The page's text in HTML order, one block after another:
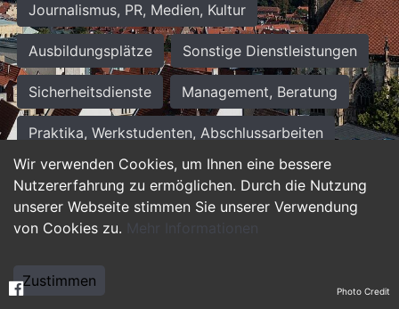
Wir verwenden Cookies, um Ihnen eine bessere
Nutzererfahrung zu ermöglichen. Durch die Nutzung
unserer Webseite stimmen Sie unserer Verwendung
von Cookies zu. Mehr Informationen
Zustimmen
Journalismus, PR, Medien, Kultur
Ausbildungsplätze Sonstige Dienstleistungen
Sicherheitsdienste Management, Beratung
Praktika, Werkstudenten, Abschlussarbeiten
Personalwesen Assistenz, Sekretariat
Hilfskräfte, Aushilfs- und Nebenjobs
Weiterbildung, Studium, duale Ausbildung Photo Credit